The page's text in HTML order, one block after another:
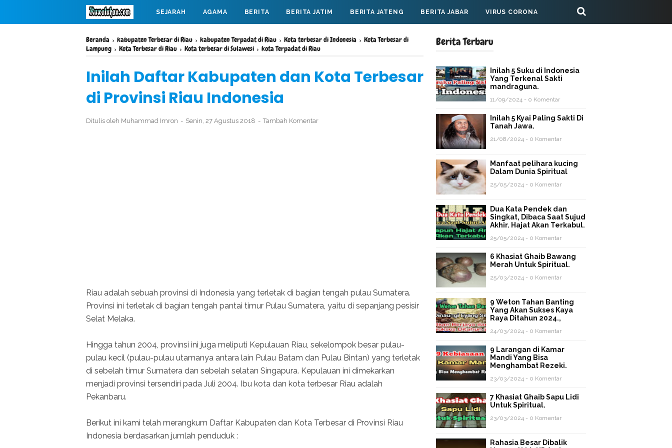
SEJARAH AGAMA BERITA BERITA JATIM BERITA JATENG BERITA JABAR VIRUS CORONA
MAHABARATA
Beranda › kabupaten Terbesar di Riau › kabupaten Terpadat di Riau › Kota terbesar di Indonesia › Kota Terbesar di
Lampung › Kota Terbesar di Riau › Kota terbesar di Sulawesi › kota Terpadat di Riau
Inilah Daftar Kabupaten dan Kota Terbesar
di Provinsi Riau Indonesia
Ditulis oleh Muhammad Imron Senin, 27 Agustus 2018 Tambah Komentar
Riau adalah sebuah provinsi di Indonesia yang terletak di bagian tengah pulau Sumatera.
Provinsi ini terletak di bagian tengah pantai timur Pulau Sumatera, yaitu di sepanjang pesisir
Selat Melaka.
Hingga tahun 2004, provinsi ini juga meliputi Kepulauan Riau, sekelompok besar pulau-
pulau kecil (pulau-pulau utamanya antara lain Pulau Batam dan Pulau Bintan) yang terletak
di sebelah timur Sumatera dan sebelah selatan Singapura. Kepulauan ini dimekarkan
menjadi provinsi tersendiri pada Juli 2004. Ibu kota dan kota terbesar Riau adalah
Pekanbaru.
Berikut ini kami telah merangkum Daftar Kabupaten dan Kota Terbesar di Provinsi Riau
Indonesia berdasarkan jumlah penduduk :
Berita Terbaru
Inilah 5 Suku di Indonesia
Yang Terkenal Sakti
mandraguna.
11/09/2024 - 0 Komentar
Inilah 5 Kyai Paling Sakti Di
Tanah Jawa.
21/08/2024 - 0 Komentar
Manfaat pelihara kucing
Dalam Dunia Spiritual
25/05/2024 - 0 Komentar
Dua Kata Pendek dan
Singkat, Dibaca Saat Sujud
Akhir. Hajat Akan Terkabul.
25/05/2024 - 0 Komentar
6 Khasiat Ghaib Bawang
Merah Untuk Spiritual.
25/03/2024 - 0 Komentar
9 Weton Tahan Banting
Yang Akan Sukses Kaya
Raya Ditahun 2024.,
24/03/2024 - 0 Komentar
9 Larangan di Kamar
Mandi Yang Bisa
Menghambat Rezeki.
23/03/2024 - 0 Komentar
7 Khasiat Ghaib Sapu Lidi
Untuk Spiritual.
23/03/2024 - 0 Komentar
Rahasia Besar Dibalik